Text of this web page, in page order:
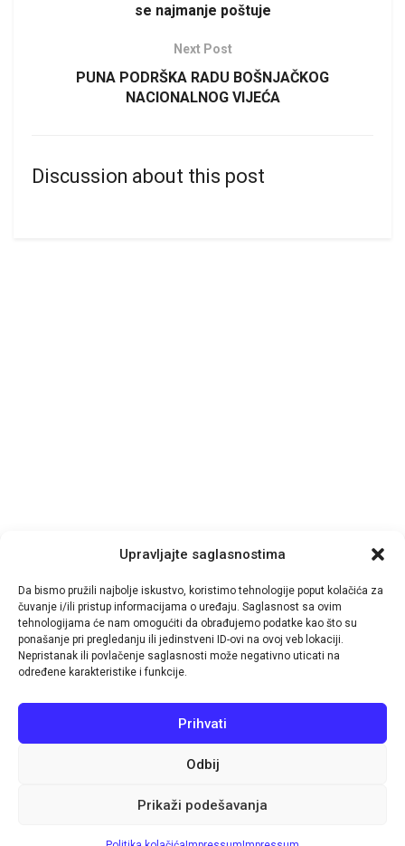
Upravljajte saglasnostima
Da bismo pružili najbolje iskustvo, koristimo tehnologije poput kolačića za
čuvanje i/ili pristup informacijama o uređaju. Saglasnost sa ovim
tehnologijama će nam omogućiti da obrađujemo podatke kao što su
ponašanje pri pregledanju ili jedinstveni ID-ovi na ovoj veb lokaciji.
Nepristanak ili povlačenje saglasnosti može negativno uticati na
određene karakteristike i funkcije.
Prihvati
Odbij
Prikaži podešavanja
se najmanje poštuje
Next Post
PUNA PODRŠKA RADU BOŠNJAČKOG
NACIONALNOG VIJEĆA
Discussion about this post
© 2026 TutinPRESS - by- IT-Impuls
Navigacija
Aktuelno